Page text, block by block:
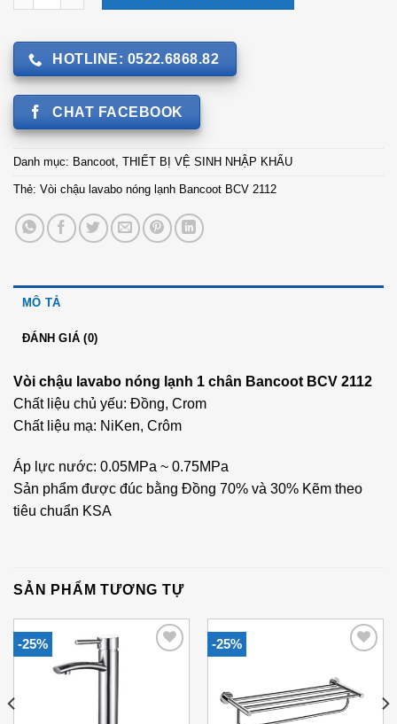
HOTLINE: 0522.6868.82
CHAT FACEBOOK
Danh mục: Bancoot THIẾT BỊ VỆ SINH NHẬP KHẨU
Thẻ: Vòi chậu lavabo nóng lạnh Bancoot BCV 2112
MÔ TẢ
ĐÁNH GIÁ (0)
Vòi chậu lavabo nóng lạnh 1 chân Bancoot BCV 2112
Chất liệu chủ yếu: Đồng, Crom
Chất liệu mạ: NiKen, Crôm
Áp lực nước: 0.05MPa ~ 0.75MPa
Sản phẩm được đúc bằng Đồng 70% và 30% Kẽm theo
tiêu chuẩn KSA
SẢN PHẨM TƯƠNG TỰ
-25% -25%
Add to
Wishlist